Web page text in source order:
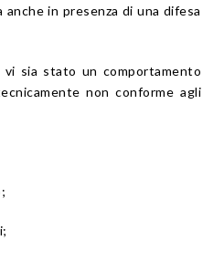
in presenza di una difesa
sia stato un comportamento
non conforme agli